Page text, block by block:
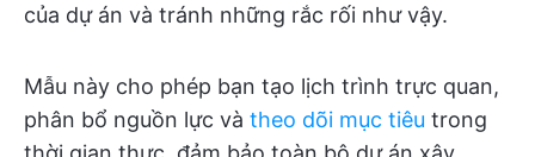
của dự án và tránh những rắc rối như vậy.
Mẫu này cho phép bạn tạo lịch trình trực quan,
phân bổ nguồn lực và theo dõi mục tiêu trong